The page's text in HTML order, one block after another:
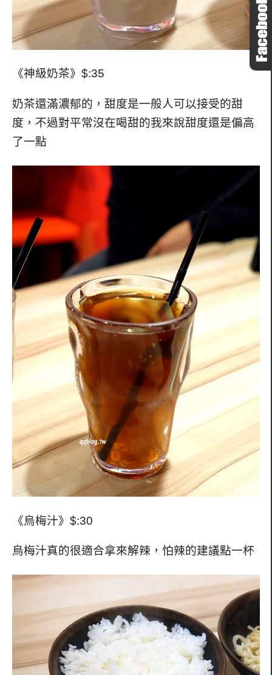
《神級奶茶》$:35
奶茶還滿濃郁的，甜度是一般人可以接受的甜
度，不過對平常沒在喝甜的我來說甜度還是偏高
了一點
《烏梅汁》$:30
烏梅汁真的很適合拿來解辣，怕辣的建議點一杯